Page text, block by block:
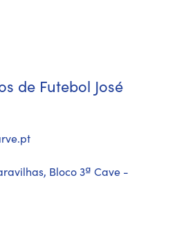
de Futebol José
Bloco 3ª Cave -